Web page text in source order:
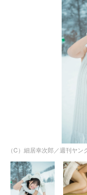
（C）細居幸次郎／週刊ヤン